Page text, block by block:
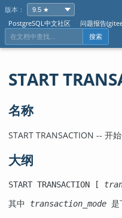
版本：
PostgreSQL中文社区
问题报告
搜索
START
名称
START TRANSACTION -- 开
大纲
START TRANSACTION [
其中 transaction_mode 是